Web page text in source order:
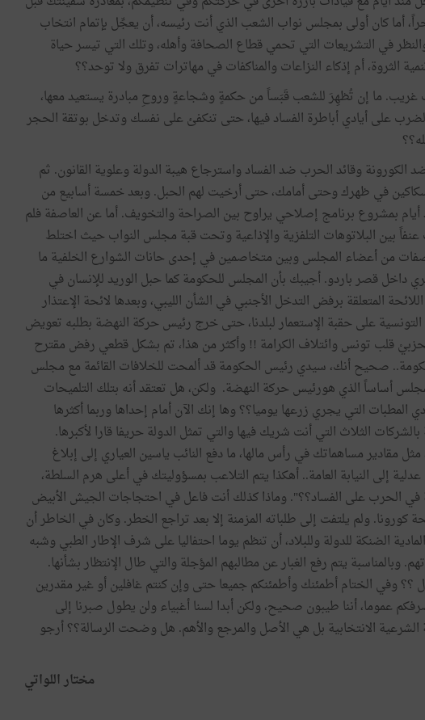
أما كان أولى بمجلس نواب الشعب الذي أنت رئيسه، أن يعجِّل بإتمام انتخاب
في التشريعات التي تحمي قطاع الصحافة وأهله، وتلك التي تيسر حياة
الثروة، أم إذكاء النزاعات والمناكفات في مهاترات تفرق ولا توحد؟؟
ما إن تُظهِرَ للشعب قَبَساً من حكمةٍ وشجاعةٍ وروحِ مبادرة يستعيد معها،
على أيادي أباطرة الفساد فيها، حتى تنكفئ على نفسك وتدخل بوتقة الحجر
وقائد الحرب ضد الفساد واسترجاع هيبة الدولة وعلوية القانون. ثم
في ظهرك وحتى أمامك، حتى أرخيت لهم الحبل. وبعد خمسة أسابيع من
بمشروع برنامج إصلاحي يراوح بين الصراحة والتخويف. أما عن العاصفة فلم
بين البلاتوهات التلفزية والإذاعية وتحت قبة مجلس النواب حيث اختلط
الصفات من أعضاء المجلس وبين متخاصمين في إحدى حانات الشوارع الخلفية ما
داخل قصر باردو. أجيبك بأن المجلس للحكومة كما حبل الوريد للإنسان في
المتعلقة برفض التدخل الأجنبي في الشأن الليبي، وبعدها لائحة الإعتذار
التونسية على حقبة الإستعمار لبلدنا، حتى خرج رئيس حركة النهضة بطلبه تعويض
قلب تونس وائتلاف الكرامة !! وأكثر من هذا، تم بشكل قطعي رفض مقترح
صحيح أنك، سيدي رئيس الحكومة قد ألمحت للخلافات القائمة مع مجلس
أساساً الذي هورئيس حركة النهضة. ولكن، هل تعتقد أنه بتلك التلميحات
التي يجري زرعها يوميا؟؟ وها إنك الآن أمام إحداها وربما أكثرها
الثلاث التي أنت شريك فيها والتي تمثل الدولة حريفا قارا لأكبرها.
مقادير مساهماتك في رأس مالها، ما دفع النائب ياسين العياري إلى إبلاغ
إلى النيابة العامة.. أهكذا يتم التلاعب بمسؤوليتك في أعلى هرم السلطة،
الحرب على الفساد؟؟". وماذا كذلك أنت فاعل في احتجاجات الجيش الأبيض
كورونا. ولم يلتفت إلى طلباته المزمنة إلا بعد تراجع الخطر. وكان في الخاطر أن
الضنكة للدولة وللبلاد، أن تنظم يوما احتفاليا على شرف الإطار الطبي وشبه
وبالمناسبة يتم رفع الغبار عن مطالبهم المؤجلة والتي طال الإنتظار بشأنها.
؟؟ وفي الختام أطمئنك وأطمئنكم جميعا حتى وإن كنتم غافلين أو غير مقدرين
عموما، أننا طيبون صحيح، ولكن أبدا لسنا أغبياء ولن يطول صبرنا إلى
الشرعية الانتخابية بل هي الأصل والمرجع والأهم. هل وضحت الرسالة؟؟ أرجو
مختار اللواتي